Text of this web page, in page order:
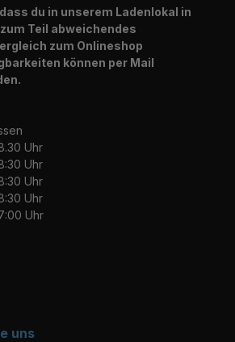
du in unserem Ladenlokal in
Teil abweichendes
zum Onlineshop
können per Mail
Uhr
Uhr
Uhr
Uhr
Uhr
uns